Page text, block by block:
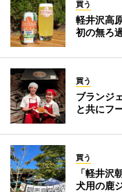
買う
軽井沢高
初の
買う
ブランジ
と共にフ
買う
「軽井
犬用の鹿